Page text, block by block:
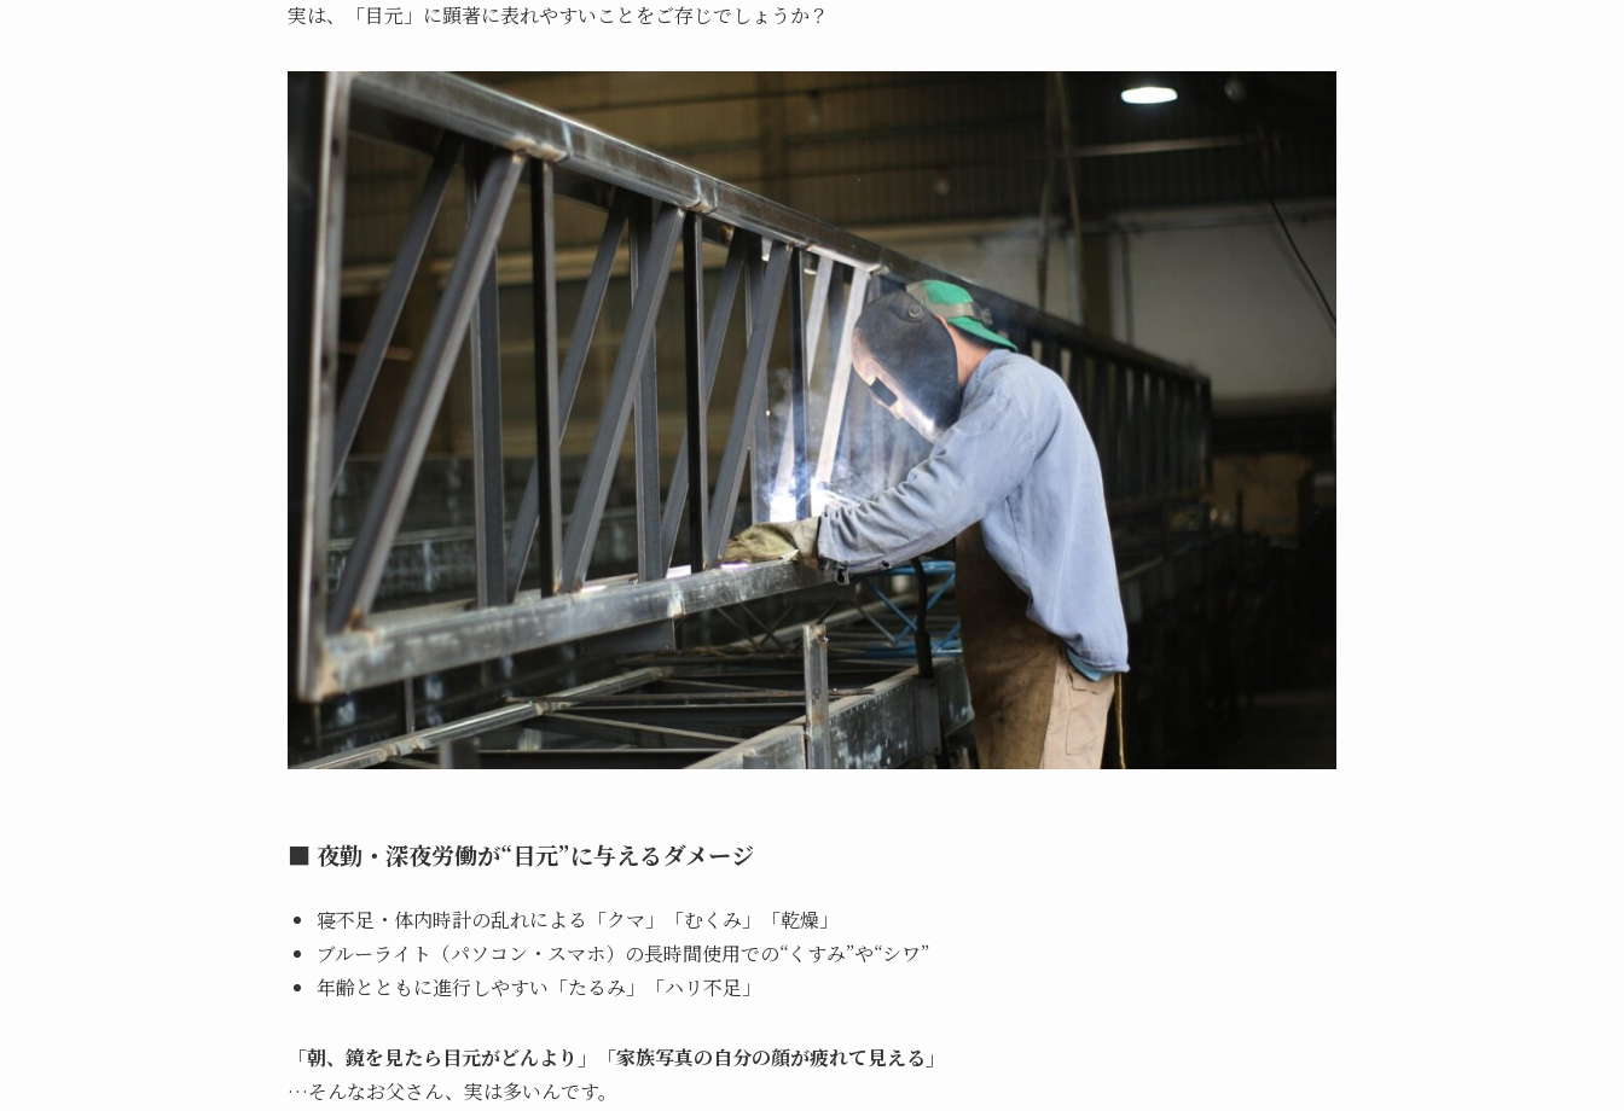
実は、「目元」に顕著に表れやすいことをご存じでしょうか？
■ 夜勤・深夜労働が“目元”に与えるダメージ
寝不足・体内時計の乱れによる「クマ」「むくみ」「乾燥」
ブルーライト（パソコン・スマホ）の長時間使用での“くすみ”や“シワ”
年齢とともに進行しやすい「たるみ」「ハリ不足」
「朝、鏡を見たら目元がどんより」「家族写真の自分の顔が疲れて見える」
…そんなお父さん、実は多いんです。